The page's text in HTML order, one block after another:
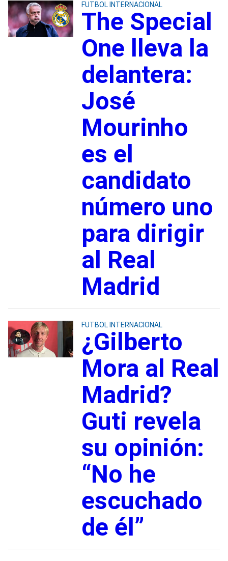
FUTBOL INTERNACIONAL
The Special
One lleva la
delantera:
José
Mourinho
es el
candidato
número uno
para dirigir
al Real
Madrid
FUTBOL INTERNACIONAL
¿Gilberto
Mora al Real
Madrid?
Guti revela
su opinión:
“No he
escuchado
de él”